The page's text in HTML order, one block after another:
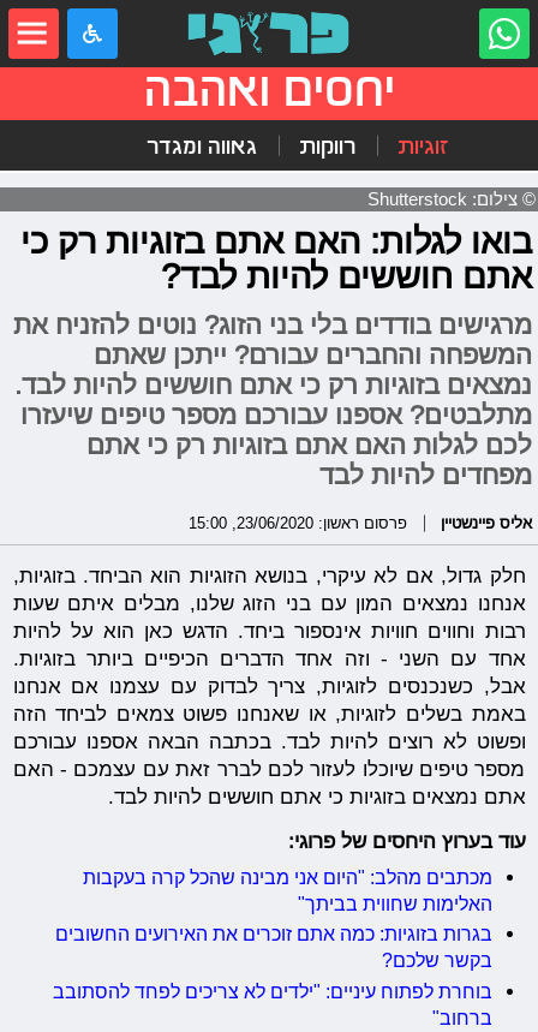
יחסים ואהבה
זוגיות רווקות גאווה ומגדר
© צילום: Shutterstock
בואו לגלות: האם אתם בזוגיות רק כי
אתם חוששים להיות לבד?
מרגישים בודדים בלי בני הזוג? נוטים להזניח את
המשפחה והחברים עבורם? ייתכן שאתם
נמצאים בזוגיות רק כי אתם חוששים להיות לבד.
מתלבטים? אספנו עבורכם מספר טיפים שיעזרו
לכם לגלות האם אתם בזוגיות רק כי אתם
מפחדים להיות לבד
אליס פיינשטיין פרסום ראשון: 23/06/2020, 15:00
חלק גדול, אם לא עיקרי, בנושא הזוגיות הוא הביחד. בזוגיות,
אנחנו נמצאים המון עם בני הזוג שלנו, מבלים איתם שעות
רבות וחווים חוויות אינספור ביחד. הדגש כאן הוא על להיות
אחד עם השני - וזה אחד הדברים הכיפיים ביותר בזוגיות.
אבל, כשנכנסים לזוגיות, צריך לבדוק עם עצמנו אם אנחנו
באמת בשלים לזוגיות, או שאנחנו פשוט צמאים לביחד הזה
ופשוט לא רוצים להיות לבד. בכתבה הבאה אספנו עבורכם
מספר טיפים שיוכלו לעזור לכם לברר זאת עם עצמכם - האם
אתם נמצאים בזוגיות כי אתם חוששים להיות לבד.
עוד בערוץ היחסים של פרוגי:
מכתבים מהלב: "היום אני מבינה שהכל קרה בעקבות
האלימות שחווית בביתך"
בגרות בזוגיות: כמה אתם זוכרים את האירועים החשובים
בקשר שלכם?
בוחרת לפתוח עיניים: "ילדים לא צריכים לפחד להסתובב
ברחוב"